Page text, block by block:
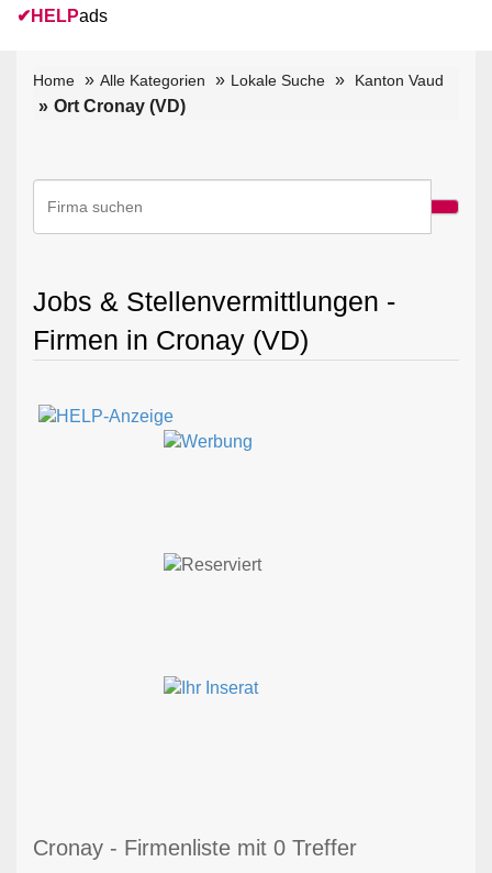
✔ HELPads
Home Alle Kategorien Lokale Suche Kanton Vaud
Ort Cronay (VD)
Jobs & Stellenvermittlungen -
Firmen in Cronay (VD)
Cronay - Firmenliste mit 0 Treffer